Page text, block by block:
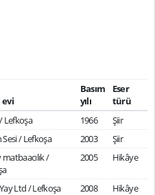
evi
Basım
yılı
Eser
türü
Lefkoşa 1966
Şiir
Sesi / Lefkoşa 2003
Şiir
/
2005 Hikâye
Ltd / Lefkoşa 2008
Hikâye